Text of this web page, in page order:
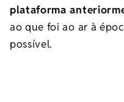
plataforma
ao que foi ao ar à
possível.